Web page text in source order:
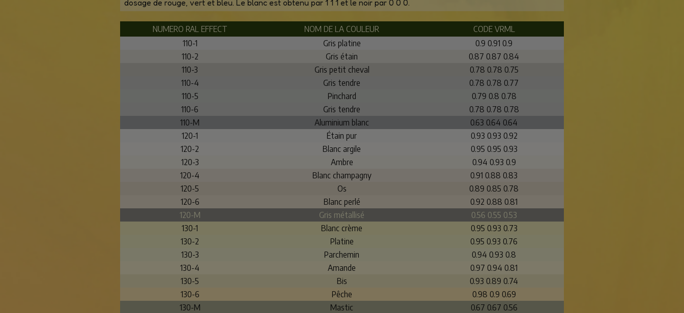
dosage de rouge, vert et bleu. Le blanc est obtenu par 1 1 1 et le noir par 0 0 0.
NUMERO RAL EFFECT NOM DE LA COULEUR
CODE VRML
110-1
Gris platine
0.9 0.91 0.9
110-2
Gris étain
0.87 0.87 0.84
110-3
Gris petit cheval
0.78 0.78 0.75
110-4
Gris tendre
0.78 0.78 0.77
110-5
Pinchard
0.79 0.8 0.78
110-6
Gris tendre
0.78 0.78 0.78
110-M
Aluminium blanc
0.63 0.64 0.64
120-1
Étain pur
0.93 0.93 0.92
120-2
Blanc argile
0.95 0.95 0.93
120-3
Ambre
0.94 0.93 0.9
120-4
Blanc champagny
0.91 0.88 0.83
120-5
Os
0.89 0.85 0.78
120-6
Blanc perlé
0.92 0.88 0.81
120-M
Gris métallisé
0.56 0.55 0.53
130-1
Blanc crème
0.95 0.93 0.73
130-2
Platine
0.95 0.93 0.76
130-3
Parchemin
0.94 0.93 0.8
130-4
Amande
0.97 0.94 0.81
130-5
Bis
0.93 0.89 0.74
130-6
Pêche
0.98 0.9 0.69
130-M
Mastic
0.67 0.67 0.56